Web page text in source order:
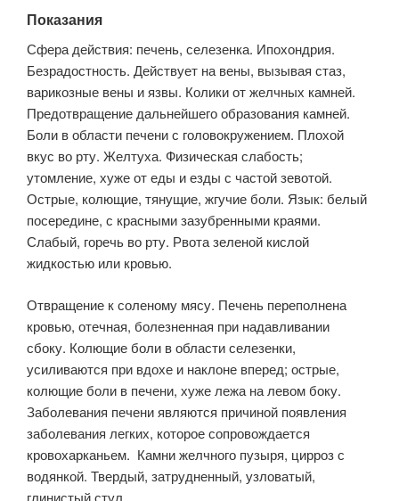
Показания
Сфера действия: печень, селезенка. Ипохондрия.
Безрадостность. Действует на вены, вызывая стаз,
варикозные вены и язвы. Колики от желчных камней.
Предотвращение дальнейшего образования камней.
Боли в области печени с головокружением. Плохой
вкус во рту. Желтуха. Физическая слабость;
утомление, хуже от еды и езды с частой зевотой.
Острые, колющие, тянущие, жгучие боли. Язык: белый
посередине, с красными зазубренными краями.
Слабый, горечь во рту. Рвота зеленой кислой
жидкостью или кровью.
Отвращение к соленому мясу. Печень переполнена
кровью, отечная, болезненная при надавливании
сбоку. Колющие боли в области селезенки,
усиливаются при вдохе и наклоне вперед; острые,
колющие боли в печени, хуже лежа на левом боку.
Заболевания печени являются причиной появления
заболевания легких, которое сопровождается
кровохарканьем. Камни желчного пузыря, цирроз с
водянкой. Твердый, затрудненный, узловатый,
глинистый стул.